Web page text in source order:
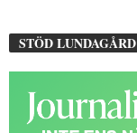
STÖD LUNDAGÅRD